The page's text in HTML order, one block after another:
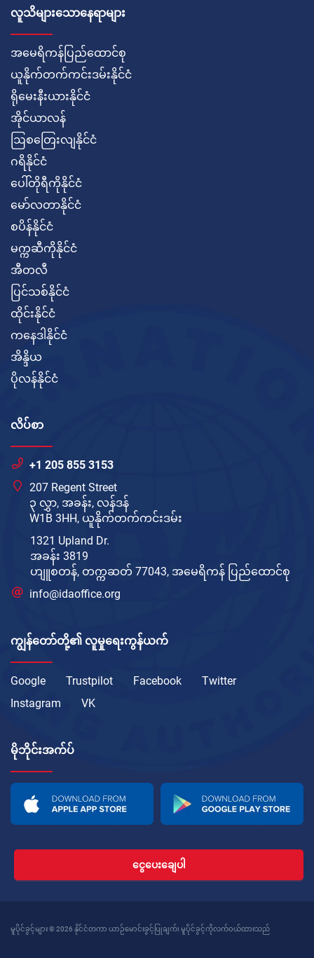
လူသိများသောနေရာများ
အမေရိကန်ပြည်ထောင်စု
ယူနိုက်တက်ကင်းဒမ်းနိုင်ငံ
ရိုမေးနီးယားနိုင်ငံ
အိုင်ယာလန်
ဩစတြေးလျနိုင်ငံ
ဂရိနိုင်ငံ
ပေါ်တိုရီကိုနိုင်ငံ
မော်လတာနိုင်ငံ
စပိန်နိုင်ငံ
မက္ကဆီကိုနိုင်ငံ
အီတလီ
ပြင်သစ်နိုင်ငံ
ထိုင်းနိုင်ငံ
ကနေဒါနိုင်ငံ
အိန္ဒိယ
ပိုလန်နိုင်ငံ
လိပ်စာ
+1 205 855 3153
207 Regent Street
၃ လွှာ, အခန်း, လန်ဒန်
W1B 3HH, ယူနိုက်တက်ကင်းဒမ်း
1321 Upland Dr.
အခန်း 3819
ဟျူစတန်, တက္ကဆတ် 77043, အမေရိကန် ပြည်ထောင်စု
info@idaoffice.org
ကျွန်တော်တို့၏ လူမှုရေးကွန်ယက်
Google Trustpilot Facebook
Twitter
Instagram
VK
မိုဘိုင်းအက်ပ်
ငွေပေးချေပါ
မူပိုင်ခွင့်များ © 2026 နိုင်ငံတကာ ယာဉ်မောင်းခွင့်ပြုချက်၊ မူပိုင်ခွင့်ကိုလက်ဝယ်ထားသည်